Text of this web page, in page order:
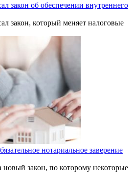
закон об обеспечении внутреннего
закон, который меняет налоговые
нотариальное заверение
закон, по которому некоторые